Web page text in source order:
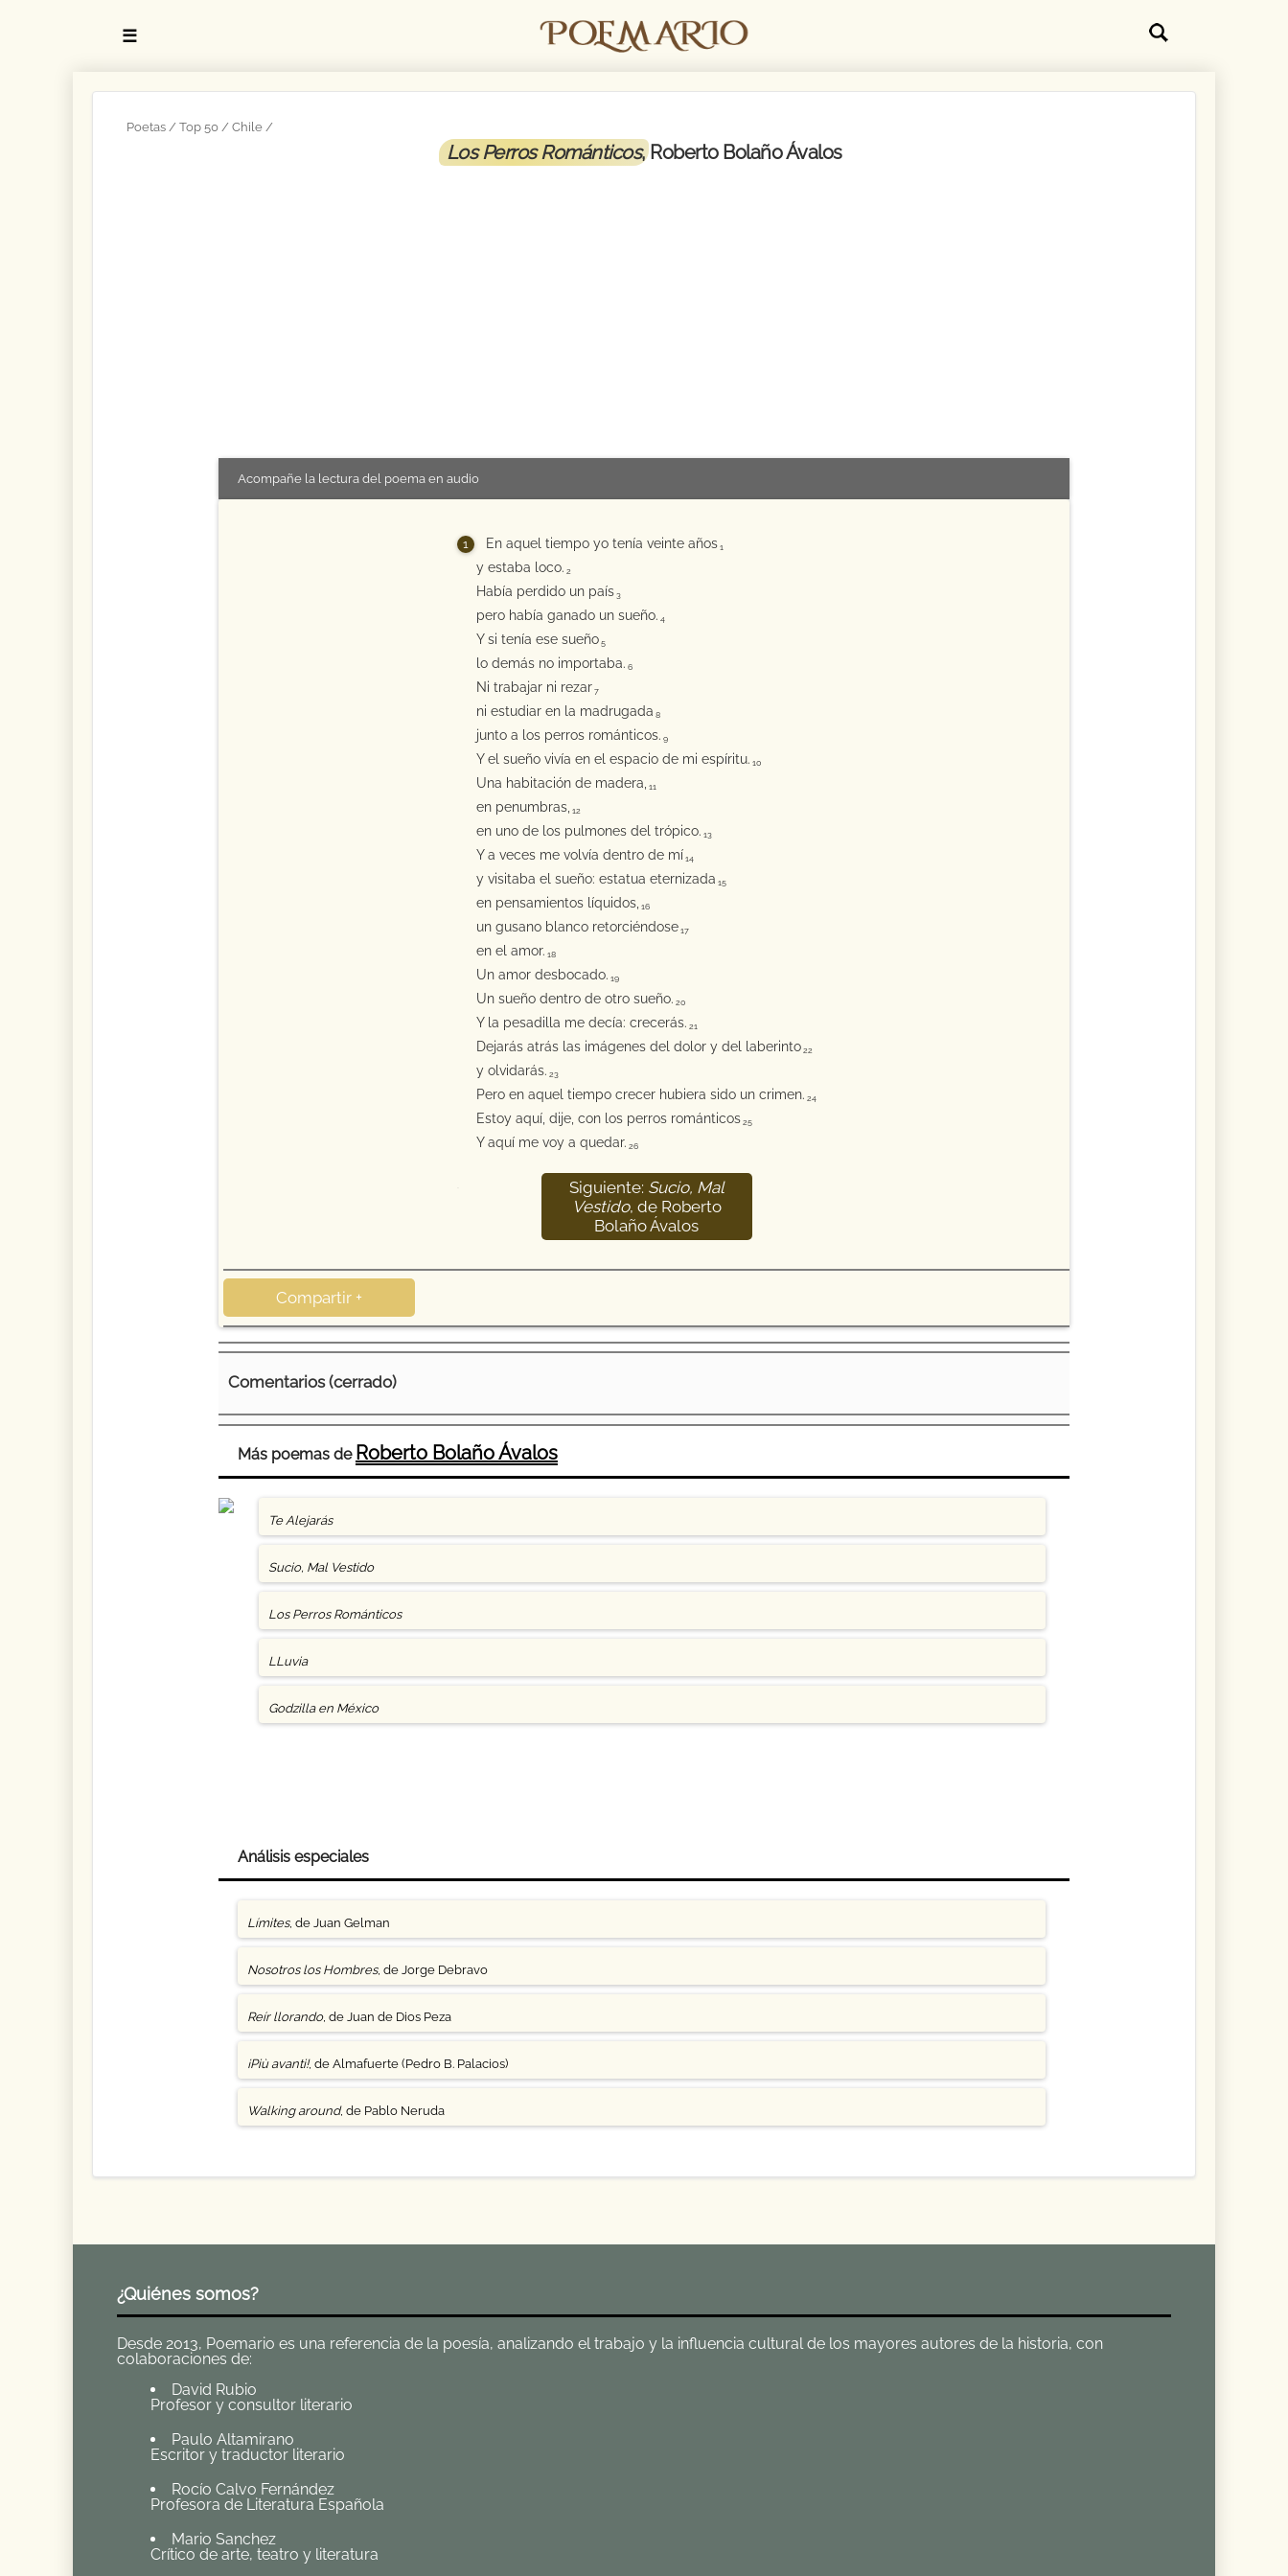
☰
Poetas Top 50 Chile
Los Perros Románticos, Roberto Bolaño Ávalos
Acompañe la lectura del poema en audio
En aquel tiempo yo tenía veinte años 1
y estaba loco. 2
Había perdido un país 3
pero había ganado un sueño. 4
Y si tenía ese sueño 5
lo demás no importaba. 6
Ni trabajar ni rezar 7
ni estudiar en la madrugada 8
junto a los perros románticos. 9
Y el sueño vivía en el espacio de mi espíritu. 10
Una habitación de madera, 11
en penumbras, 12
en uno de los pulmones del trópico. 13
Y a veces me volvía dentro de mí 14
y visitaba el sueño: estatua eternizada 15
en pensamientos líquidos, 16
un gusano blanco retorciéndose 17
en el amor. 18
Un amor desbocado. 19
Un sueño dentro de otro sueño. 20
Y la pesadilla me decía: crecerás. 21
Dejarás atrás las imágenes del dolor y del laberinto 22
y olvidarás. 23
Pero en aquel tiempo crecer hubiera sido un crimen. 24
Estoy aquí, dije, con los perros románticos 25
Y aquí me voy a quedar. 26
Siguiente: Sucio, Mal
Vestido, de Roberto
Bolaño Ávalos
Compartir +
Comentarios (cerrado)
Más poemas de Roberto Bolaño Ávalos
Te Alejarás
Sucio, Mal Vestido
Los Perros Románticos
LLuvia
Godzilla en México
Análisis especiales
Límites, de Juan Gelman
Nosotros los Hombres, de Jorge Debravo
Reír llorando, de Juan de Dios Peza
¡Più avanti!, de Almafuerte (Pedro B. Palacios)
Walking around, de Pablo Neruda
¿Quiénes somos?
Desde 2013, Poemario es una referencia de la poesía, analizando el trabajo y la influencia cultural de los mayores autores de la historia, con
colaboraciones de:
David Rubio
Profesor y consultor literario
Paulo Altamirano
Escritor y traductor literario
Rocío Calvo Fernández
Profesora de Literatura Española
Mario Sanchez
Crítico de arte, teatro y literatura